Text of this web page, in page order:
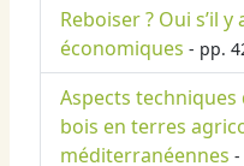
Reboiser ? Oui s’il
économiques - pp.
Aspects techniques
bois en terres
méditerranéennes -